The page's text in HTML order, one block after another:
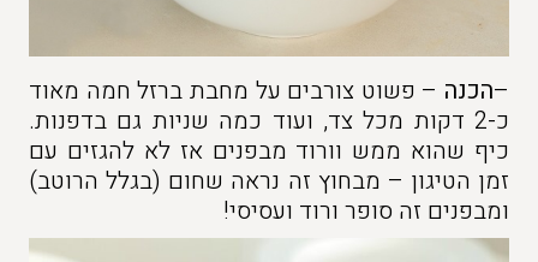
–הכנה – פשוט צורבים על מחבת ברזל חמה מאוד
כ-2 דקות מכל צד, ועוד כמה שניות גם בדפנות.
כיף שהוא ממש וורוד מבפנים אז לא להגזים עם
זמן הטיגון – מבחוץ זה נראה שחום (בגלל הרוטב)
ומבפנים זה סופר ורוד ועסיסי!